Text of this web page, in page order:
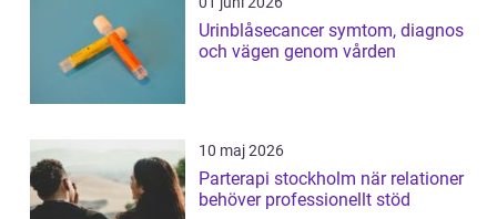
Urinblåsecancer symtom, diagnos
och vägen genom vården
10 maj 2026
Parterapi stockholm när relationer
behöver professionellt stöd